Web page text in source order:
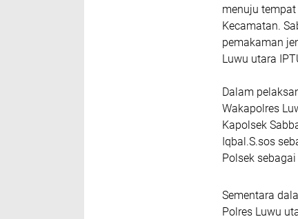
menuju
Kecamatan.
pemakaman
Luwu utara
Dalam
Wakapolres
Kapolsek
Iqbal.S.sos
Polsek
Sementara
Polres Luwu